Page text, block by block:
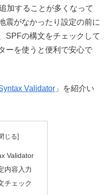
加することが多くなって
震がなかったり設定の前に
SPFの構文をチェックして
ーを使うと便利で安心で
Validator 」を紹介い
Validator
内容入力
チェック